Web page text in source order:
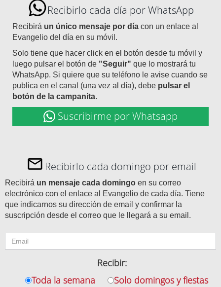
Recibirlo cada día por WhatsApp
Recibirá un único mensaje por día con un enlace al
Evangelio del día en su móvil.
Solo tiene que hacer click en el botón desde tu móvil y
luego pulsar el botón de "Seguir" que lo mostrará tu
WhatsApp. Si quiere que su teléfono le avise cuando se
publica en el canal (una vez al día), debe pulsar el
botón de la campanita.
Suscribirme por Whatsapp
Recibirlo cada domingo por email
Recibirá un mensaje cada domingo en su correo
electrónico con el enlace al Evangelio de cada día. Tiene
que indicarnos su dirección de email y confirmar la
suscripción desde el correo que le llegará a su email.
Recibir:
Toda la semana
Solo domingos y fiestas